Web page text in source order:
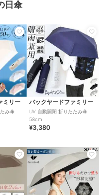
日傘
ミリー
み傘
バックヤードファミリー
UV 自動開閉 折りたたみ傘
58cm
¥3,380